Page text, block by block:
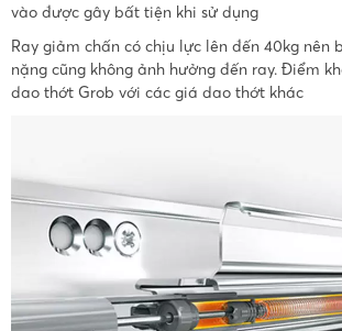
vào được gây bất tiện khi sử dụng
Ray giảm chấn có chịu lực lên đến 40kg nên
nặng cũng không ảnh hưởng đến ray. Điểm
dao thớt Grob với các giá dao thớt khác